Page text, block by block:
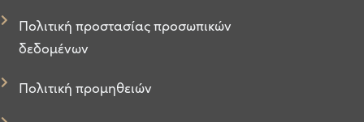
Πολιτική προστασίας προσωπικών
δεδομένων
Πολιτική προμηθειών